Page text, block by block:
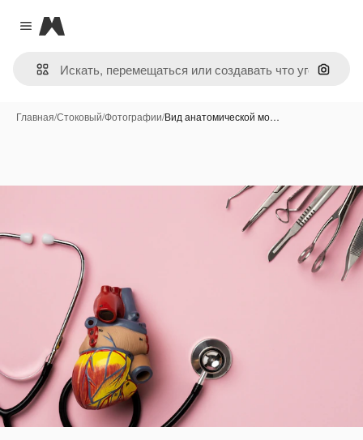
Close menu
Magnific
Поиск
Главная/Стоковый/Фотографии/Вид анатомической мо…